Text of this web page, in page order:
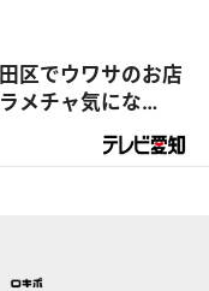
区でウワサのお店
メチャ気にな